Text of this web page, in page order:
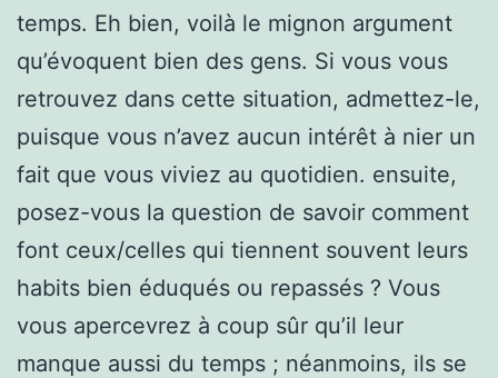
temps. Eh bien, voilà le mignon argument
qu’évoquent bien des gens. Si vous vous
retrouvez dans cette situation, admettez-le,
puisque vous n’avez aucun intérêt à nier un
fait que vous viviez au quotidien. ensuite,
posez-vous la question de savoir comment
font ceux/celles qui tiennent souvent leurs
habits bien éduqués ou repassés ? Vous
vous apercevrez à coup sûr qu’il leur
manque aussi du temps ; néanmoins, ils se